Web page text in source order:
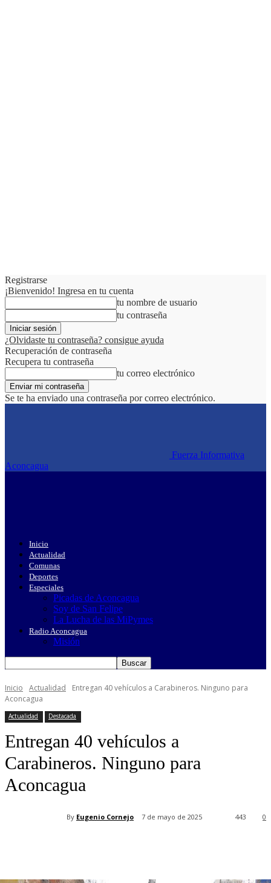
Registrarse
¡Bienvenido! Ingresa en tu cuenta
tu nombre de usuario
tu contraseña
¿Olvidaste tu contraseña? consigue ayuda
Recuperación de contraseña
Recupera tu contraseña
tu correo electrónico
Se te ha enviado una contraseña por correo electrónico.
Fuerza Informativa
Aconcagua
Inicio
Actualidad
Comunas
Deportes
Especiales
Picadas de Aconcagua
Soy de San Felipe
La Lucha de las MiPymes
Radio Aconcagua
Misión
Inicio Actualidad
Entregan 40 vehículos a Carabineros. Ninguno para
Aconcagua
Actualidad Destacada
Entregan 40 vehículos a
Carabineros. Ninguno para
Aconcagua
By Eugenio Cornejo 7 de mayo de 2025 0
443